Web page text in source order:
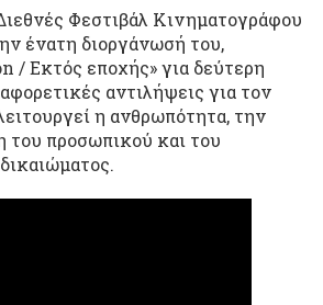
Φεστιβάλ Κινηματογράφου
ένατη διοργάνωσή του,
/ Εκτός εποχής» για δεύτερη
αντιλήψεις για τον
η ανθρωπότητα, την
του προσωπικού και του